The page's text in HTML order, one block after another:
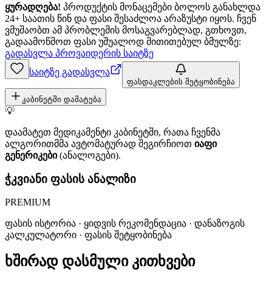
ყურადღება! პროდუქტის მონაცემები ბოლოს განახლდა
24+ საათის წინ და ფასი შესაძლოა არაზუსტი იყოს. ჩვენ
ვმუშაობთ ამ პრობლემის მოსაგვარებლად, გთხოვთ,
გადაამოწმოთ ფასი უშუალოდ მითითებულ ბმულზე:
გადასვლა პროვაიდერის საიტზე
საიტზე გადასვლა
ფასდაკლების შეტყობინება
კაბინეტში დამატება
💡
დაამატეთ მედიკამენტი კაბინეტში, რათა ჩვენმა
ალგორითმმა ავტომატურად შეგირჩიოთ იაფი
გენერიკები(ანალოგები).
ჭკვიანი ფასის ანალიზი
PREMIUM
ფასის ისტორია · ყიდვის რეკომენდაცია · დანაზოგის
კალკულატორი · ფასის შეტყობინება
ხშირად დასმული კითხვები